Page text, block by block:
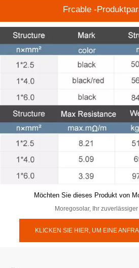
Frcable -
Möchten Sie dieses Produkt von
Moregosolar, Ihr
KLICKEN SIE HIER, UM EINE